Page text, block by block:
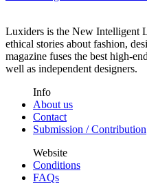
Luxiders is the New Intelligent
ethical stories about fashion,
magazine fuses the best high-
well as independent designers.
Info
About us
Contact
Submission / Contribution
Website
Conditions
FAQs